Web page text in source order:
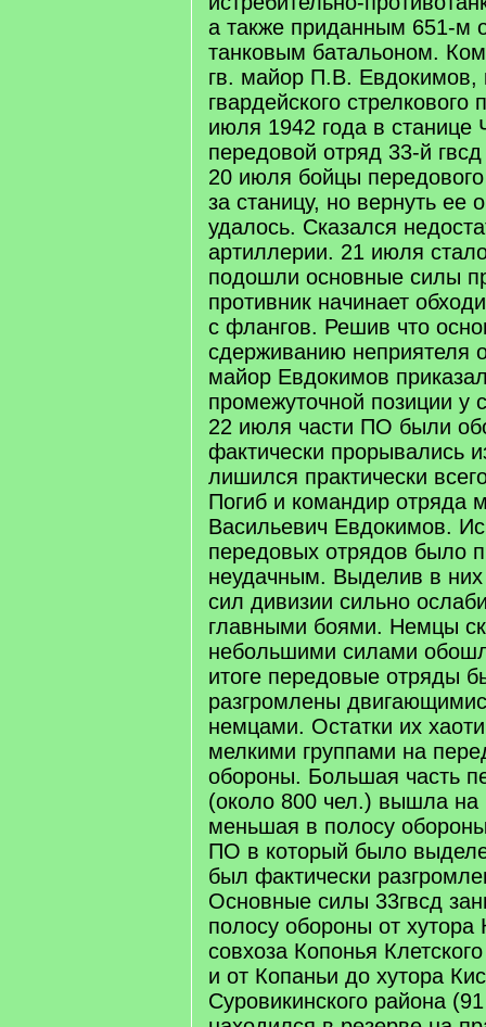
а также приданным 651-м
танковым батальоном.
гв. майор П.В. Евдокимов,
гвардейского
июля 1942 года в станице
передовой отряд 33-й
20 июля бойцы
за станицу, но вернуть ее
удалось. Сказался
артиллерии. 21 июля
подошли основные силы
противник начинает
с флангов. Решив что
сдерживанию неприятеля
майор Евдокимов
промежуточной позиции у
22 июля части ПО были
фактически прорывались
лишился практически
Погиб и командир отряда
Васильевич Евдокимов.
передовых отрядов было
неудачным. Выделив в них
сил дивизии сильно
главными боями. Немцы
небольшими силами
итоге передовые отряды
разгромлены
немцами. Остатки их
мелкими группами на
обороны. Большая часть
(около 800 чел.) вышла на
меньшая в полосу
ПО в который было
был фактически
Основные силы 33гвсд
полосу обороны от
совхоза Копонья
и от Копаньи до хутора
Суровикинского района